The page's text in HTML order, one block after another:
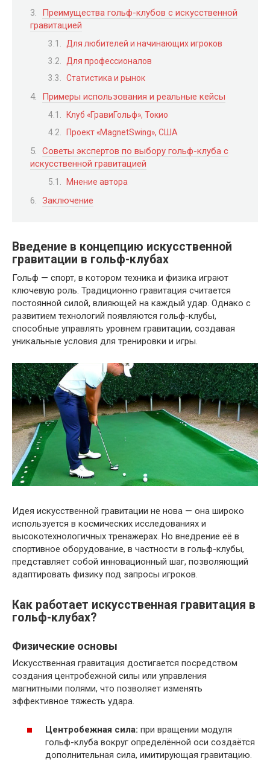
Преимущества гольф-клубов с искусственной
гравитацией
Для любителей и начинающих игроков
Для профессионалов
Статистика и рынок
Примеры использования и реальные кейсы
Клуб «ГравиГольф», Токио
Проект «MagnetSwing», США
Советы экспертов по выбору гольф-клуба с
искусственной гравитацией
Мнение автора
Заключение
Введение в концепцию искусственной
гравитации в гольф-клубах
Гольф — спорт, в котором техника и физика играют
ключевую роль. Традиционно гравитация считается
постоянной силой, влияющей на каждый удар. Однако с
развитием технологий появляются гольф-клубы,
способные управлять уровнем гравитации, создавая
уникальные условия для тренировки и игры.
Идея искусственной гравитации не нова — она широко
используется в космических исследованиях и
высокотехнологичных тренажерах. Но внедрение её в
спортивное оборудование, в частности в гольф-клубы,
представляет собой инновационный шаг, позволяющий
адаптировать физику под запросы игроков.
Как работает искусственная гравитация в
гольф-клубах?
Физические основы
Искусственная гравитация достигается посредством
создания центробежной силы или управления
магнитными полями, что позволяет изменять
эффективное тяжесть удара.
Центробежная сила: при вращении модуля
гольф-клуба вокруг определённой оси создаётся
дополнительная сила, имитирующая гравитацию.